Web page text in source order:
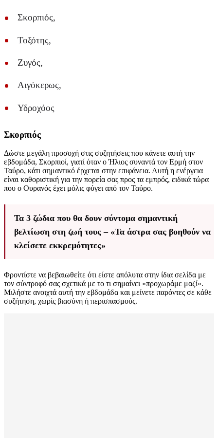
Σκορπιός,
Τοξότης,
Ζυγός,
Αιγόκερως,
Υδροχόος
Σκορπιός
Δώστε μεγάλη προσοχή στις συζητήσεις που κάνετε αυτή την
εβδομάδα, Σκορπιοί, γιατί όταν ο Ήλιος συναντά τον Ερμή στον
Ταύρο, κάτι σημαντικό έρχεται στην επιφάνεια. Αυτή η ενέργεια
είναι καθοριστική για την πορεία σας προς τα εμπρός, ειδικά τώρα
που ο Ουρανός έχει μόλις φύγει από τον Ταύρο.
Τα 3 ζώδια που θα δουν σύντομα σημαντική
βελτίωση στη ζωή τους – «Τα άστρα σας βοηθούν να
κλείσετε εκκρεμότητες»
Φροντίστε να βεβαιωθείτε ότι είστε απόλυτα στην ίδια σελίδα με
τον σύντροφό σας σχετικά με το τι σημαίνει «προχωράμε μαζί».
Μιλήστε ανοιχτά αυτή την εβδομάδα και μείνετε παρόντες σε κάθε
συζήτηση, χωρίς βιασύνη ή περισπασμούς.